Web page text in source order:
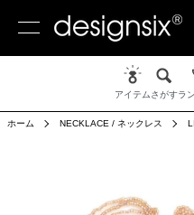
アイテムさがすラ
ホーム NECKLACE / ネックレス